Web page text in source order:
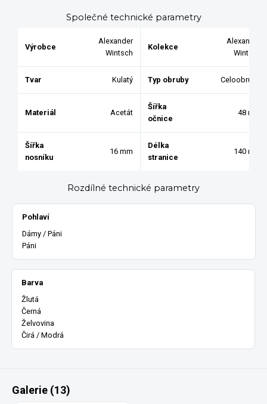
Společné technické parametry
Výrobce
Alexander
Wintsch
Kolekce
Alexander
Wintsch
Tvar Kulatý Typ obruby Celoobruba
Materiál Acetát
Šířka
očnice
48 mm
Šířka
nosníku
16 mm
Délka
stranice
140 mm
Rozdílné technické parametry
Pohlaví
Dámy / Páni
Páni
Barva
Žlutá
Černá
Želvovina
Čirá / Modrá
Galerie (13)